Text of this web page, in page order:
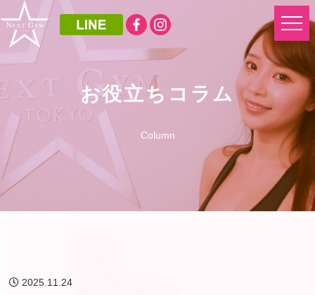
お役立ちコラム
Column
2025.11.24